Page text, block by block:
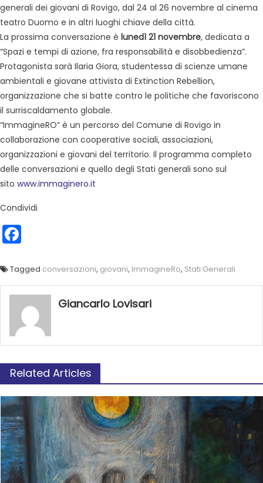
generali dei giovani di Rovigo, dal 24 al 26 novembre al cinema
teatro Duomo e in altri luoghi chiave della città.
La prossima conversazione è lunedì 21 novembre, dedicata a
“Spazi e tempi di azione, fra responsabilità e disobbedienza”.
Protagonista sarà Ilaria Giora, studentessa di scienze umane
ambientali e giovane attivista di Extinction Rebellion,
organizzazione che si batte contro le politiche che favoriscono
il surriscaldamento globale.
“ImmagineRO” è un percorso del Comune di Rovigo in
collaborazione con cooperative sociali, associazioni,
organizzazioni e giovani del territorio. Il programma completo
delle conversazioni e quello degli Stati generali sono sul
sito www.immaginero.it
Condividi
Tagged conversazioni, giovani, ImmagineRo, Stati Generali
Giancarlo Lovisari
Related Articles